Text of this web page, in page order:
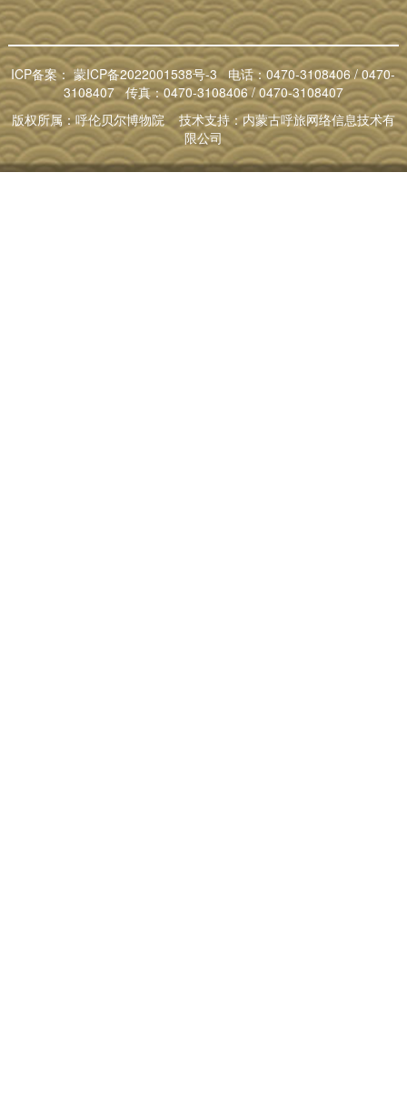
ICP备案： 蒙ICP备2022001538号-3电话：0470-3108406 / 0470-
3108407 传真：0470-3108406 / 0470-3108407
版权所属：呼伦贝尔博物院 技术支持：内蒙古呼旅网络信息技术有
限公司